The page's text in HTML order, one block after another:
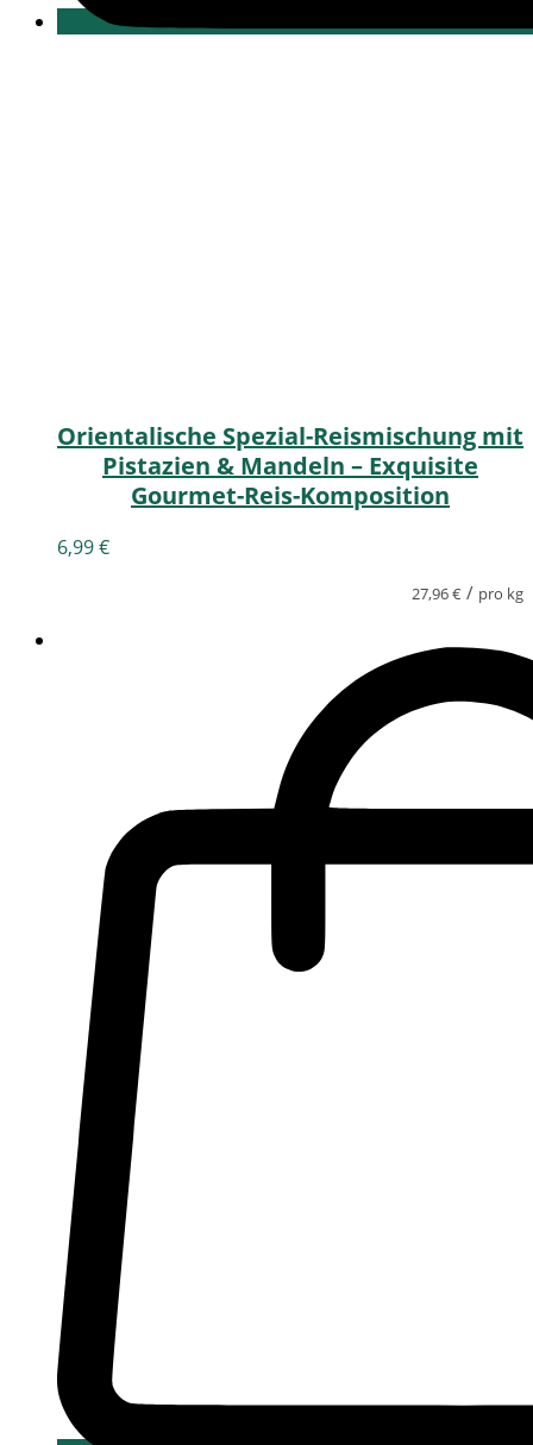
Orientalische Spezial-Reismischung mit
Pistazien & Mandeln – Exquisite
Gourmet-Reis-Komposition
6,99€
27,96€ / pro kg